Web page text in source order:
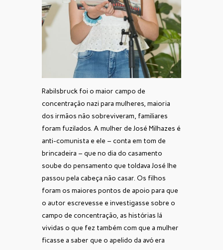
Rabilsbruck foi o maior campo de
concentração nazi para mulheres, maioria
dos irmãos não sobreviveram, familiares
foram fuzilados. A mulher de José Milhazes é
anti-comunista e ele – conta em tom de
brincadeira – que no dia do casamento
soube do pensamento que toldava José lhe
passou pela cabeça não casar. Os filhos
foram os maiores pontos de apoio para que
o autor escrevesse e investigasse sobre o
campo de concentração, as histórias lá
vividas o que fez também com que a mulher
ficasse a saber que o apelido da avó era